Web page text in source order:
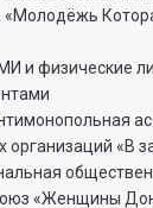
«Молодёжь
и физические
отделение Общероссийской общественной организации «Муниципальная Академия» Некоммерческое партнерство «Институт развития прессы-Сибирь» Мурманская региональная общественная организация «Центр социально-психологической помощи и правовой поддержки жертв дискриминации и гомофобии «Максимум» Межрегиональный общественный фонд содействия развитию гражданского общества «ГОЛОС – Поволжье» Межрегиональная благотворительная общественная организация «Сибирский экологический центр» Фонд «Центр гражданского анализа и независимых исследований «ГРАНИ» Городская общественная организация «Самарский центр гендерных исследований» Региональный Фонд «Центр Защиты Прав Средств Массовой Информации» Челябинский региональный благотворительный общественный фонд «За природу» Челябинское региональное экологическое общественное движение «За природу» Общественное региональное движение «Новгородский Женский Парламент» Самарская региональная общественная организация содействия гармонизации межнациональных отношений «АЗЕРБАЙДЖАН» Мурманская региональная молодежная общественная организация «Гуманистическое движение молодежи» Мурманская региональная общественная экологическая организация «Беллона-Мурманск» Частное учреждение дополнительного профессионального образования «Учебный центр экологии и безопасности» Фонд поддержки социальных проектов «Миграция XXI век» Ростовская городская общественная организация «ЭКО-ЛОГИКА» Автономная некоммерческая организация «Центр антикоррупционных исследований и инициатив «Трансперенси Интернешнл-Р» Озерская городская социально- экологическая общественная организация «Планета надежд» Новосибирский областной общественный фонд «Фонд защиты прав потребителей» Региональная общественная благотворительная организация помощи беженцам и мигрантам «Гражданское содействие» Фонд поддержки расследовательской журналистики – Фонд 19/29 Калининградская региональная общественная организация информационно-правовых программ «Женская лига» Автономная некоммерческая организация «Мемориальный центр истории политических репрессий «Пермь-36» Ассоциация «Экспертно-правовое партнерство «Союз» Некоммерческое партнерство «Клуб бухгалтеров и аудиторов некоммерческих организаций» «Частное учреждение в Калининграде по административной поддержке реализации программ и проектов Совета Министров северных стран» Межрегиональная благотворительная общественная организация «Центр развития некоммерческих организаций» Негосударственное образовательное учреждение дополнительного профессионального образования (повышение квалификации) специалистов «АКАДЕМИЯ ПО ПРАВАМ ЧЕЛОВЕКА» Свердловская региональная общественная организация «Сутяжник» Нижегородская региональная общественная организация «Экологический центр «Дронт» ФОНД НЕКОММЕРЧЕСКИХ ПРОГРАММ ДМИТРИЯ ЗИМИНА «ДИНАСТИЯ» НЕКОММЕРЧЕСКАЯ ОРГАНИЗАЦИЯ НАУЧНЫЙ ФОНД ТЕОРЕТИЧЕСКИХ И ПРИКЛАДНЫХ ИССЛЕДОВАНИЙ «ЛИБЕРАЛЬНАЯ МИССИЯ» Территориальное объединение работодателей «Ефремовский районный союз промышленников и предпринимателей» Региональная